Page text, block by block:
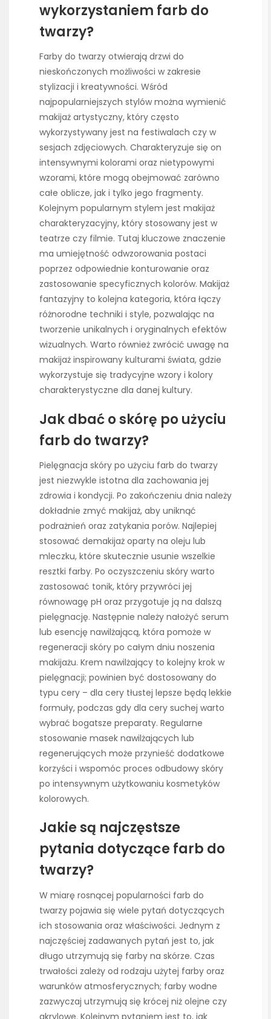
wykorzystaniem farb do
twarzy?
Farby do twarzy otwierają drzwi do
nieskończonych możliwości w zakresie
stylizacji i kreatywności. Wśród
najpopularniejszych stylów można wymienić
makijaż artystyczny, który często
wykorzystywany jest na festiwalach czy w
sesjach zdjęciowych. Charakteryzuje się on
intensywnymi kolorami oraz nietypowymi
wzorami, które mogą obejmować zarówno
całe oblicze, jak i tylko jego fragmenty.
Kolejnym popularnym stylem jest makijaż
charakteryzacyjny, który stosowany jest w
teatrze czy filmie. Tutaj kluczowe znaczenie
ma umiejętność odwzorowania postaci
poprzez odpowiednie konturowanie oraz
zastosowanie specyficznych kolorów. Makijaż
fantazyjny to kolejna kategoria, która łączy
różnorodne techniki i style, pozwalając na
tworzenie unikalnych i oryginalnych efektów
wizualnych. Warto również zwrócić uwagę na
makijaż inspirowany kulturami świata, gdzie
wykorzystuje się tradycyjne wzory i kolory
charakterystyczne dla danej kultury.
Jak dbać o skórę po użyciu
farb do twarzy?
Pielęgnacja skóry po użyciu farb do twarzy
jest niezwykle istotna dla zachowania jej
zdrowia i kondycji. Po zakończeniu dnia należy
dokładnie zmyć makijaż, aby uniknąć
podrażnień oraz zatykania porów. Najlepiej
stosować demakijaż oparty na oleju lub
mleczku, które skutecznie usunie wszelkie
resztki farby. Po oczyszczeniu skóry warto
zastosować tonik, który przywróci jej
równowagę pH oraz przygotuje ją na dalszą
pielęgnację. Następnie należy nałożyć serum
lub esencję nawilżającą, która pomoże w
regeneracji skóry po całym dniu noszenia
makijażu. Krem nawilżający to kolejny krok w
pielęgnacji; powinien być dostosowany do
typu cery – dla cery tłustej lepsze będą lekkie
formuły, podczas gdy dla cery suchej warto
wybrać bogatsze preparaty. Regularne
stosowanie masek nawilżających lub
regenerujących może przynieść dodatkowe
korzyści i wspomóc proces odbudowy skóry
po intensywnym użytkowaniu kosmetyków
kolorowych.
Jakie są najczęstsze
pytania dotyczące farb do
twarzy?
W miarę rosnącej popularności farb do
twarzy pojawia się wiele pytań dotyczących
ich stosowania oraz właściwości. Jednym z
najczęściej zadawanych pytań jest to, jak
długo utrzymują się farby na skórze. Czas
trwałości zależy od rodzaju użytej farby oraz
warunków atmosferycznych; farby wodne
zazwyczaj utrzymują się krócej niż olejne czy
akrylowe. Kolejnym pytaniem jest to, jak